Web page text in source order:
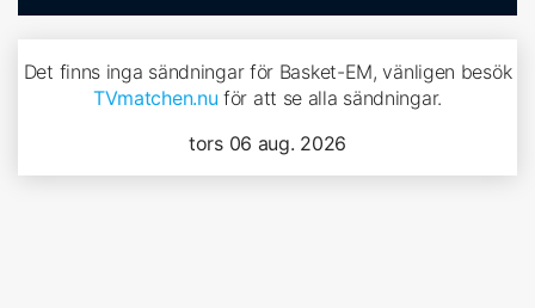
Det finns inga sändningar för Basket-EM, vänligen besök
TVmatchen.nu för att se alla sändningar.
tors 06 aug. 2026